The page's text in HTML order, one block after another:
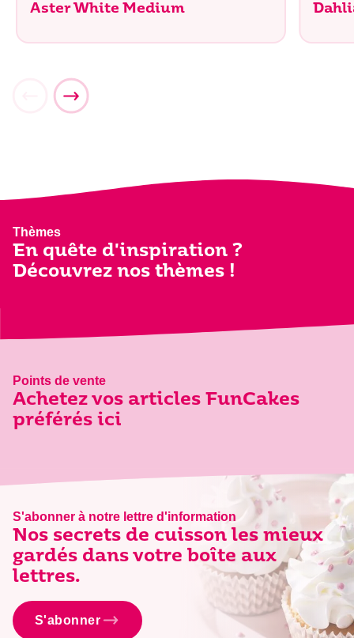
Aster White Medium
Thèmes
En quête d'inspiration ?
Découvrez nos thèmes !
Points de vente
Achetez vos articles FunCakes
préférés ici
S'abonner à notre lettre d'information
Nos secrets de cuisson les mieux
gardés dans votre boîte aux
lettres.
S'abonner